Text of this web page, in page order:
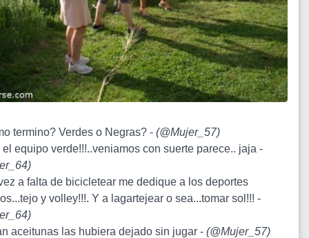
termino? Verdes o Negras? - (@Mujer_57)
el equipo verde!!!..veniamos con suerte parece.. jaja -
)
a falta de bicicletear me dedique a los deportes
y volley!!!. Y a lagartejear o sea...tomar sol!!! -
)
aceitunas las hubiera dejado sin jugar - (@Mujer_57)